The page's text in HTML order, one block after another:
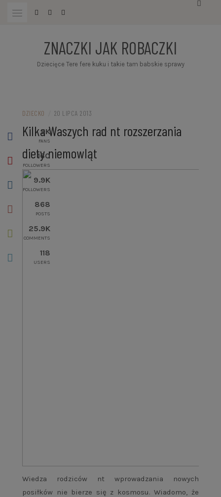
ZNACZKI JAK ROBACZKI
Dziecięce Tere fere kuku i takie tam babskie sprawy
DZIECKO 20 LIPCA 2013
Kilka Waszych rad nt rozszerzania
diety niemowląt
Wiedza rodziców nt wprowadzania nowych
posiłków nie bierze się z kosmosu. Wiadomo, że
5K
FANS
160
FOLLOWERS
9.9K
FOLLOWERS
868
POSTS
25.9K
COMMENTS
118
USERS